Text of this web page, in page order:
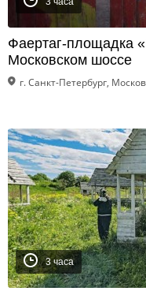
Фаертаг-площадка
Московском шоссе
г. Санкт-Петербург,
3 часа